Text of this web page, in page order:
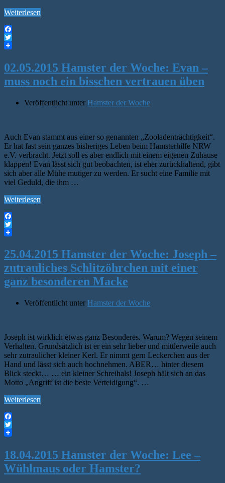
Weiterlesen
Facebook
Twitter
02.05.2015 Hamster der Woche: Evan –
muss noch ein bisschen vertrauen üben
Veröffentlicht unter Hamster der Woche
Auch Evan stammt aus einer so genannten „Zooladenträchtigkeit“.
Er hat fast sein ganzes bisheriges Leben beim Hamsterhilfe NRW
e.V. verbracht. Jetzt soll es aber endlich mit einem eigenen Zuhause
klappen! Evan lässt sich gut beobachten, ist eher zurückhaltend, gibt
sich aber alle Mühe mutiger zu werden. Er sucht eine Familie mit
viel Geduld, die ihm …
Weiterlesen
Facebook
Twitter
25.04.2015 Hamster der Woche: Joseph –
zutrauliches Schlitzöhrchen mit einer
ganz besonderen Macke
Veröffentlicht unter Hamster der Woche
Joseph ist wirklich etwas ganz Besonderes. Warum? Wegen seinem
Verhalten. Grundsätzlich ist er ein sehr lieber und mittlerweile auch
sehr zutraulicher kleiner Kerl. Er nimmt gern Leckerchen aus der
Hand und lässt sich auch hochnehmen. ABER… hinter diesem
Blick steckt… … ein kleiner Schreihals! Joseph hält sich an das
Motto „Angriff ist die beste Verteidigung“. …
Weiterlesen
Facebook
Twitter
18.04.2015 Hamster der Woche: Lee –
Wühlmaus oder Hamster?